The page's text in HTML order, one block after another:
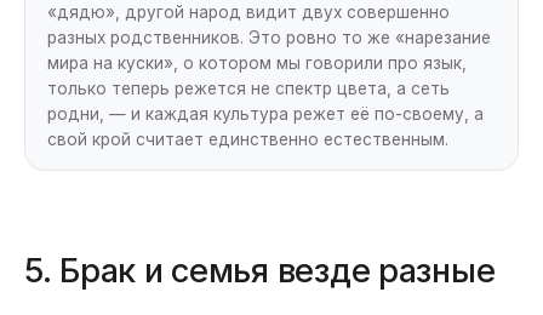
«дядю», другой народ видит двух совершенно
разных родственников. Это ровно то же «нарезание
мира на куски», о котором мы говорили про язык,
только теперь режется не спектр цвета, а сеть
родни, — и каждая культура режет её по-своему, а
свой крой считает единственно естественным.
5. Брак и семья везде разные